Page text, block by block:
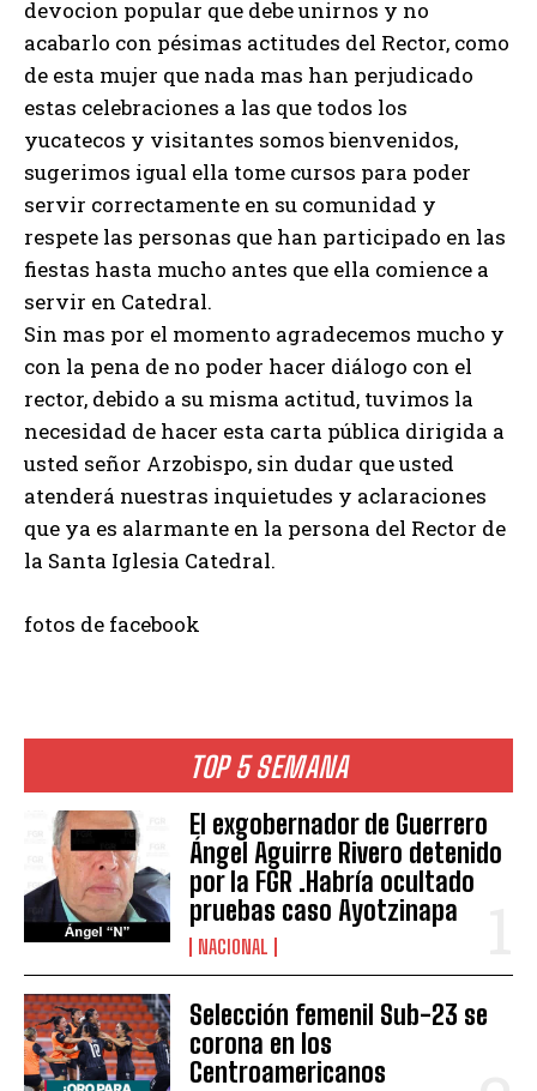
TOP 5 SEMANA
El exgobernador de Guerrero
Ángel Aguirre Rivero detenido
por la FGR .Habría ocultado
pruebas caso Ayotzinapa
NACIONAL
Selección femenil Sub-23 se
corona en los
Centroamericanos
devocion popular que debe unirnos y no
acabarlo con pésimas actitudes del Rector, como
de esta mujer que nada mas han perjudicado
estas celebraciones a las que todos los
yucatecos y visitantes somos bienvenidos,
sugerimos igual ella tome cursos para poder
servir correctamente en su comunidad y
respete las personas que han participado en las
fiestas hasta mucho antes que ella comience a
servir en Catedral.
Sin mas por el momento agradecemos mucho y
con la pena de no poder hacer diálogo con el
rector, debido a su misma actitud, tuvimos la
necesidad de hacer esta carta pública dirigida a
usted señor Arzobispo, sin dudar que usted
atenderá nuestras inquietudes y aclaraciones
que ya es alarmante en la persona del Rector de
la Santa Iglesia Catedral.
fotos de facebook